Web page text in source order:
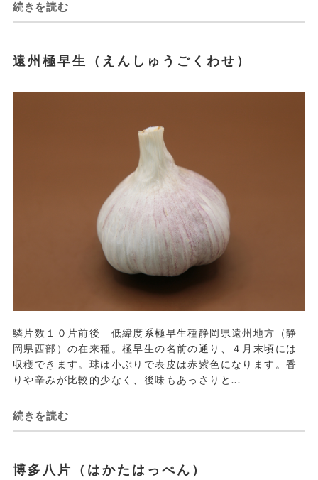
続きを読む
遠州極早生（えんしゅうごくわせ）
鱗片数１０片前後 低緯度系極早生種静岡県遠州地方（静
岡県西部）の在来種。極早生の名前の通り、４月末頃には
収穫できます。球は小ぶりで表皮は赤紫色になります。香
りや辛みが比較的少なく、後味もあっさりと...
続きを読む
博多八片（はかたはっぺん）